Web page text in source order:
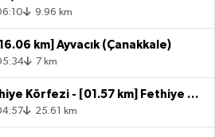
9.96 km
km] Ayvacık (Çanakkale)
7 km
Akdeniz - Fethiye Körfezi - [01.57 km] Fethiye (Muğla)
25.61 km